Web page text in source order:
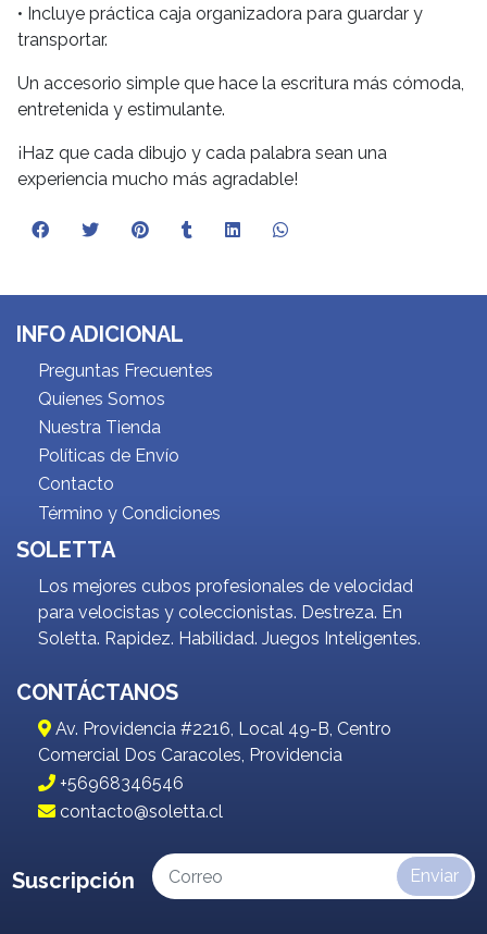
• Incluye práctica caja organizadora para guardar y
transportar.
Un accesorio simple que hace la escritura más cómoda,
entretenida y estimulante.
¡Haz que cada dibujo y cada palabra sean una
experiencia mucho más agradable!
INFO ADICIONAL
Preguntas Frecuentes
Quienes Somos
Nuestra Tienda
Políticas de Envío
Contacto
Término y Condiciones
SOLETTA
Los mejores cubos profesionales de velocidad
para velocistas y coleccionistas. Destreza. En
Soletta. Rapidez. Habilidad. Juegos Inteligentes.
CONTÁCTANOS
Av. Providencia #2216, Local 49-B, Centro
Comercial Dos Caracoles, Providencia
+56968346546
contacto@soletta.cl
Suscripción Enviar